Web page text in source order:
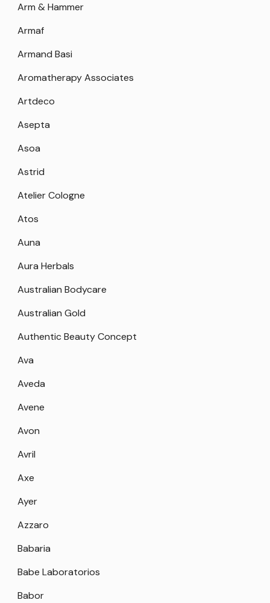
Arm & Hammer
Armaf
Armand Basi
Aromatherapy Associates
Artdeco
Asepta
Asoa
Astrid
Atelier Cologne
Atos
Auna
Aura Herbals
Australian Bodycare
Australian Gold
Authentic Beauty Concept
Ava
Aveda
Avene
Avon
Avril
Axe
Ayer
Azzaro
Babaria
Babe Laboratorios
Babor